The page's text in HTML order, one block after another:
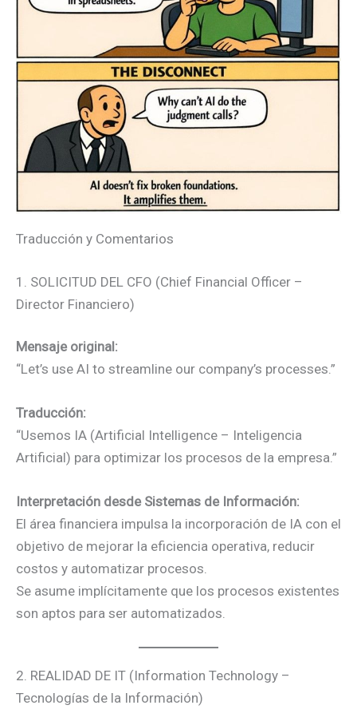
Traducción y Comentarios
1. SOLICITUD DEL CFO (Chief Financial Officer –
Director Financiero)
Mensaje original:
“Let’s use AI to streamline our company’s processes.”
Traducción:
“Usemos IA (Artificial Intelligence – Inteligencia
Artificial) para optimizar los procesos de la empresa.”
Interpretación desde Sistemas de Información:
El área financiera impulsa la incorporación de IA con el
objetivo de mejorar la eficiencia operativa, reducir
costos y automatizar procesos.
Se asume implícitamente que los procesos existentes
son aptos para ser automatizados.
2. REALIDAD DE IT (Information Technology –
Tecnologías de la Información)